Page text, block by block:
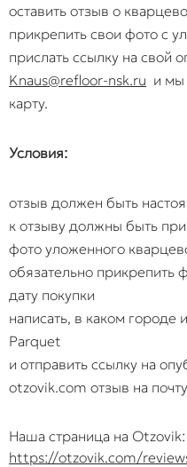
оставить отзыв о
прикрепить свои фото с
прислать ссылку на свой
Knaus@refloor-nsk.ru и мы
карту.
Условия:
отзыв должен быть
к отзыву должны быть
фото уложенного
обязательно прикрепить
дату покупки
написать, в каком
Parquet
и отправить ссылку на
otzovik.com отзыв на почту
Наша страница на Otzovik:
https://otzovik.com/